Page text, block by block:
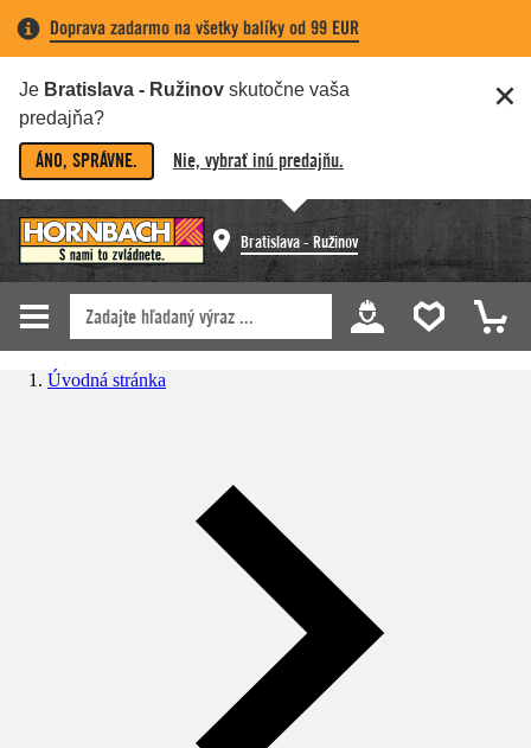
Doprava zadarmo na všetky balíky od 99 EUR
Je Bratislava - Ružinov skutočne vaša
predajňa?
ÁNO, SPRÁVNE. Nie, vybrať inú predajňu.
Bratislava - Ružinov
Úvodná stránka